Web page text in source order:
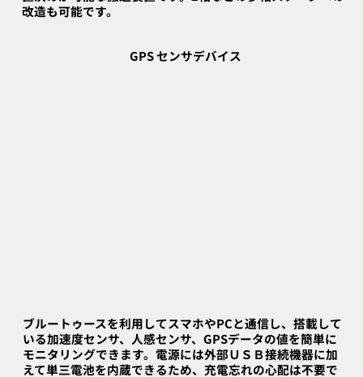
改造も可能です。
GPS センサデバイス
ブルートゥースを利用してスマホやPCと通信し、搭載して
いる加速度センサ、人感センサ、GPSデータの値を簡単に
モニタリングできます。電源には外部ＵＳＢ接続機器に加
えて単三電池を内蔵できるため、充電忘れの心配は不要で